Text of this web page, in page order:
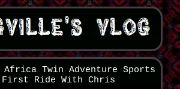
Africa Twin Adventure Sports
First Ride With Chris